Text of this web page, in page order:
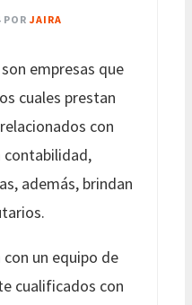
POR JAIRA
empresas que
cuales prestan
con
contabilidad,
además, brindan
un equipo de
cualificados con